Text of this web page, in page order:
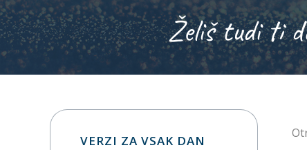
Želiš tudi ti
VERZI ZA VSAK DAN